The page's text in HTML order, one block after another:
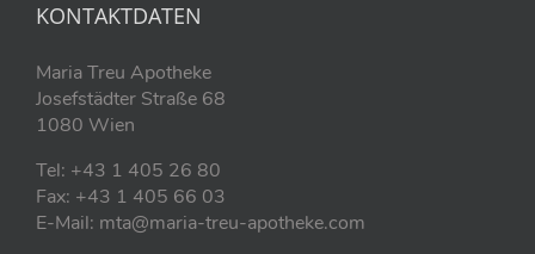
KONTAKTDATEN
Maria Treu Apotheke
Josefstädter Straße 68
1080 Wien
Tel: +43 1 405 26 80
Fax: +43 1 405 66 03
E-Mail: mta@maria-treu-apotheke.com